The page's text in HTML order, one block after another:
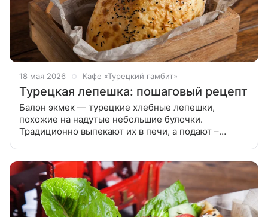
18 мая 2026 Кафе «Турецкий гамбит»
Турецкая лепешка: пошаговый рецепт
Балон экмек — турецкие хлебные лепешки,
похожие на надутые небольшие булочки.
Традиционно выпекают их в печи, а подают –
образуется